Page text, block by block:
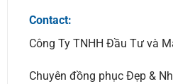
Contact:
Công Ty TNHH Đầu Tư và
Chuyên đồng phục Đẹp &